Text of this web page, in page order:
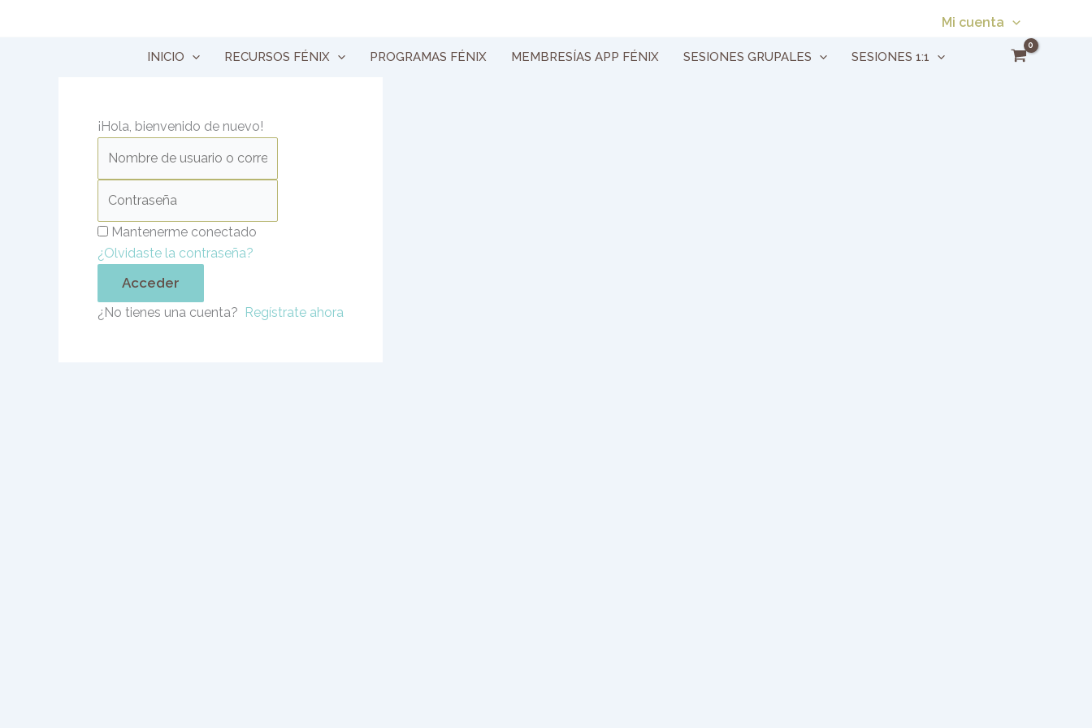
Mi cuenta
INICIO RECURSOS FÉNIX PROGRAMAS FÉNIX MEMBRESÍAS APP FÉNIX SESIONES GRUPALES SESIONES 1:1
¡Hola, bienvenido de nuevo!
Mantenerme conectado
¿Olvidaste la contraseña?
Acceder
¿No tienes una cuenta? Regístrate ahora